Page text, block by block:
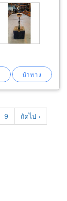
Page
9
Next
page
ถัดไป ›